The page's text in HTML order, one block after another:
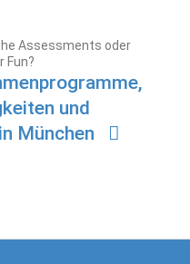
Assessments oder
Fun?
und
München